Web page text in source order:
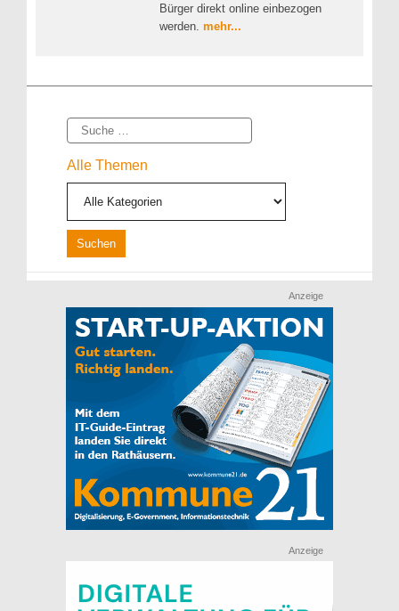
Bürger direkt online einbezogen
werden. mehr...
Suche
Alle Themen
Anzeige
Anzeige